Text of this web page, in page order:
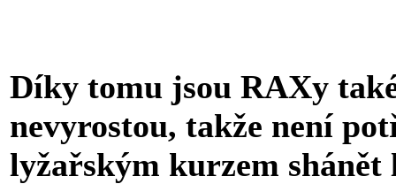
Díky tomu jsou RAXy
nevyrostou, takže není
lyžařským kurzem shánět